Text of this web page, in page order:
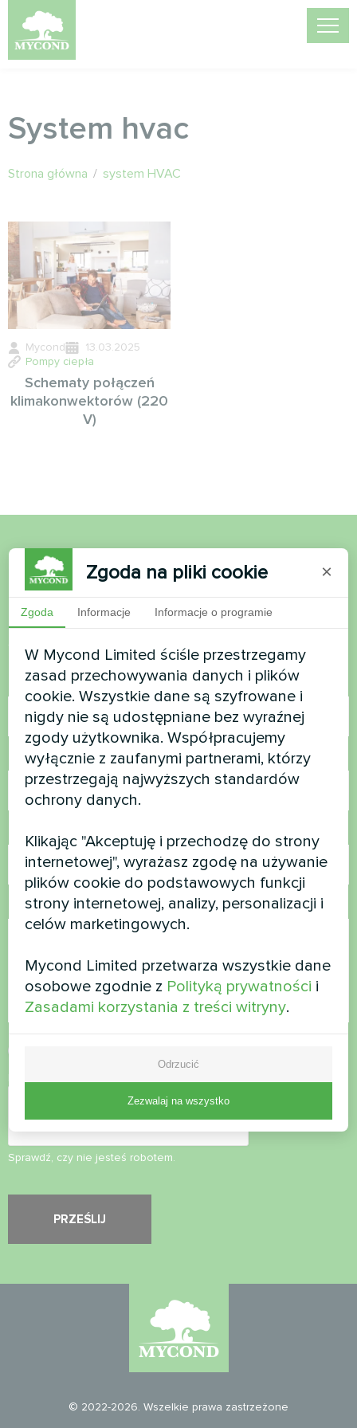
System hvac
Strona główna / system HVAC
Mycond
13.03.2025
Pompy ciepła
Schematy połączeń
klimakonwektorów (220
V)
Chcesz kupić lub masz
pytania?
Nazwa
Numer telefonu
E-mail
Komentarz
Sprawdź, czy nie jesteś robotem.
© 2022-2026. Wszelkie prawa zastrzeżone
Zgoda na pliki cookie ×
Zgoda Informacje Informacje o programie
W Mycond Limited ściśle przestrzegamy
zasad przechowywania danych i plików
cookie. Wszystkie dane są szyfrowane i
nigdy nie są udostępniane bez wyraźnej
zgody użytkownika. Współpracujemy
wyłącznie z zaufanymi partnerami, którzy
przestrzegają najwyższych standardów
ochrony danych.
Klikając "Akceptuję i przechodzę do strony
internetowej", wyrażasz zgodę na używanie
plików cookie do podstawowych funkcji
strony internetowej, analizy, personalizacji i
celów marketingowych.
Mycond Limited przetwarza wszystkie dane
osobowe zgodnie z Polityką prywatności i
Zasadami korzystania z treści witryny.
Odrzucić
Zezwalaj na wszystko